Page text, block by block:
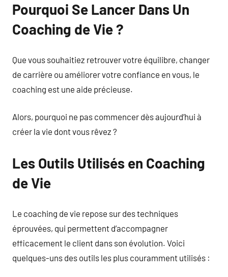
Pourquoi Se Lancer Dans Un
Coaching de Vie ?
Que vous souhaitiez retrouver votre équilibre, changer
de carrière ou améliorer votre confiance en vous, le
coaching est une aide précieuse.
Alors, pourquoi ne pas commencer dès aujourd’hui à
créer la vie dont vous rêvez ?
Les Outils Utilisés en Coaching
de Vie
Le coaching de vie repose sur des techniques
éprouvées, qui permettent d’accompagner
efficacement le client dans son évolution. Voici
quelques-uns des outils les plus couramment utilisés :